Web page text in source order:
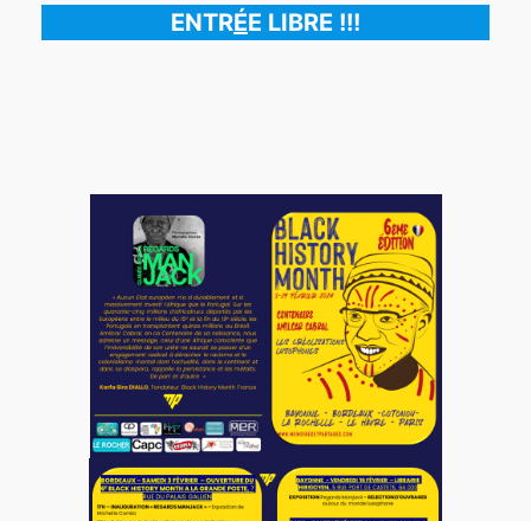
ENTRÉE LIBRE !!!